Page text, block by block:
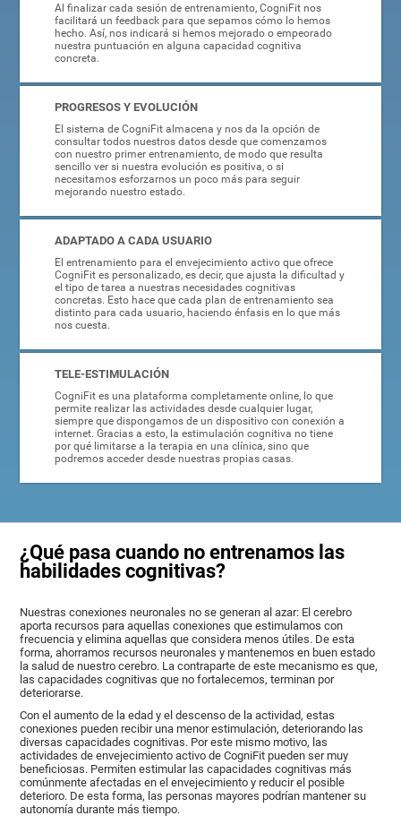
Al finalizar cada sesión de entrenamiento, CogniFit nos
facilitará un feedback para que sepamos cómo lo hemos
hecho. Así, nos indicará si hemos mejorado o empeorado
nuestra puntuación en alguna capacidad cognitiva
concreta.
PROGRESOS Y EVOLUCIÓN
El sistema de CogniFit almacena y nos da la opción de
consultar todos nuestros datos desde que comenzamos
con nuestro primer entrenamiento, de modo que resulta
sencillo ver si nuestra evolución es positiva, o si
necesitamos esforzarnos un poco más para seguir
mejorando nuestro estado.
ADAPTADO A CADA USUARIO
El entrenamiento para el envejecimiento activo que ofrece
CogniFit es personalizado, es decir, que ajusta la dificultad y
el tipo de tarea a nuestras necesidades cognitivas
concretas. Esto hace que cada plan de entrenamiento sea
distinto para cada usuario, haciendo énfasis en lo que más
nos cuesta.
TELE-ESTIMULACIÓN
CogniFit es una plataforma completamente online, lo que
permite realizar las actividades desde cualquier lugar,
siempre que dispongamos de un dispositivo con conexión a
internet. Gracias a esto, la estimulación cognitiva no tiene
por qué limitarse a la terapia en una clínica, sino que
podremos acceder desde nuestras propias casas.
¿Qué pasa cuando no entrenamos las
habilidades cognitivas?
Nuestras conexiones neuronales no se generan al azar: El cerebro
aporta recursos para aquellas conexiones que estimulamos con
frecuencia y elimina aquellas que considera menos útiles. De esta
forma, ahorramos recursos neuronales y mantenemos en buen estado
la salud de nuestro cerebro. La contraparte de este mecanismo es que,
las capacidades cognitivas que no fortalecemos, terminan por
deteriorarse.
Con el aumento de la edad y el descenso de la actividad, estas
conexiones pueden recibir una menor estimulación, deteriorando las
diversas capacidades cognitivas. Por este mismo motivo, las
actividades de envejecimiento activo de CogniFit pueden ser muy
beneficiosas. Permiten estimular las capacidades cognitivas más
comúnmente afectadas en el envejecimiento y reducir el posible
deterioro. De esta forma, las personas mayores podrían mantener su
autonomía durante más tiempo.